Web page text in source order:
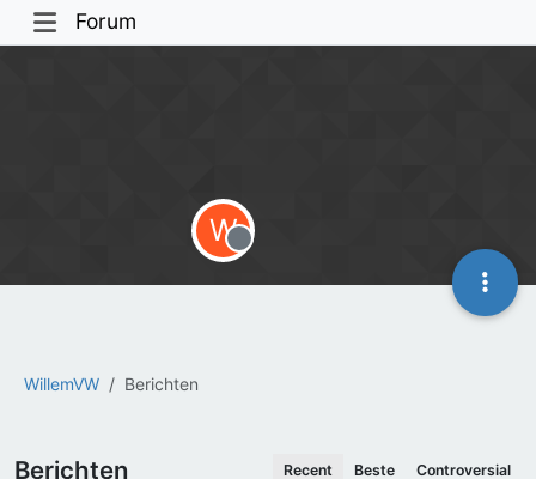
Forum
WillemVW Berichten
W
Offline
Berichten Recent Beste Controversial